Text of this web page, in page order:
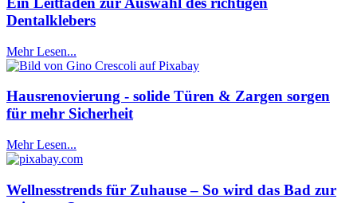
Dentalklebers
Mehr Lesen...
Hausrenovierung - solide Türen & Zargen sorgen
für mehr Sicherheit
Mehr Lesen...
Wellnesstrends für Zuhause – So wird das Bad zur